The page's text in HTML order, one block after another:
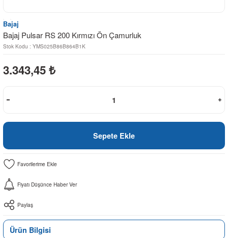
Bajaj
Bajaj Pulsar RS 200 Kırmızı Ön Çamurluk
Stok Kodu : YMS025B86B864B1K
3.343,45 ₺
Sepete Ekle
Fiyatı Düşünce Haber Ver
Paylaş
Ürün Bilgisi